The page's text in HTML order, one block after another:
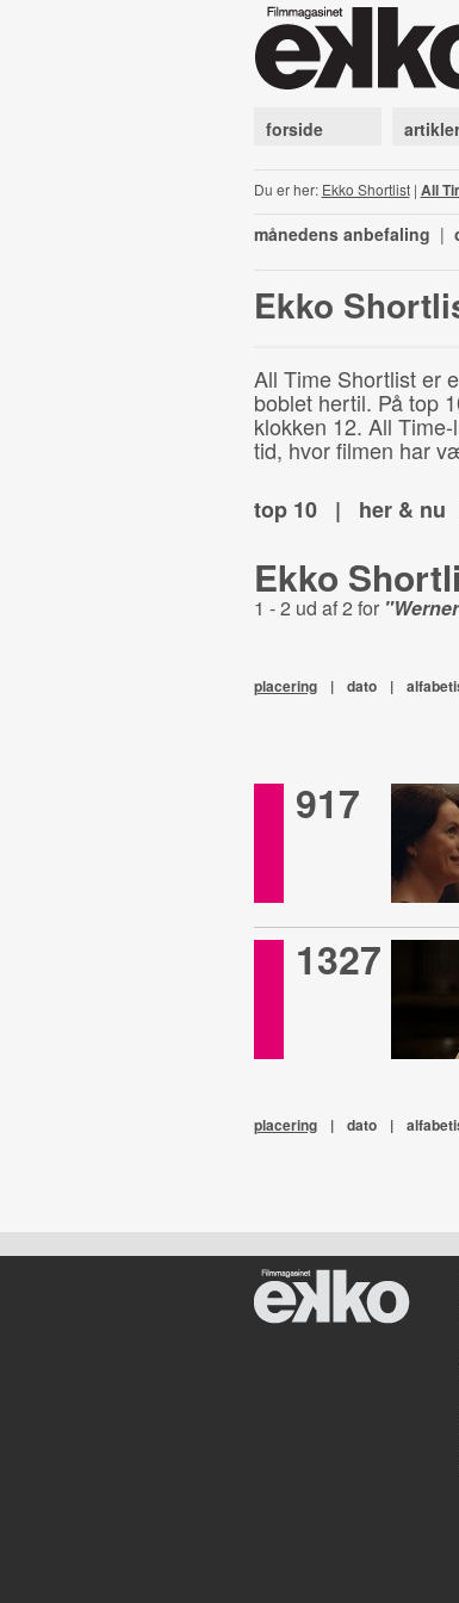
forside artikler
Du er her: Ekko Shortlist| All
månedens anbefaling |
Ekko
All Time Shortlist er
boblet hertil. På top
klokken 12. All
tid, hvor filmen har
top 10
| her & nu
Ekko
1 - 2 ud af 2 for
placering | dato |
917
1327
placering | dato |